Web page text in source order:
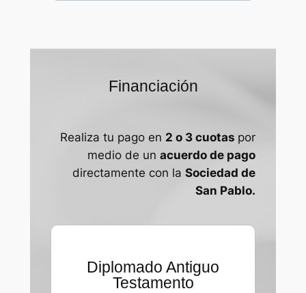
Diplomado Antiguo
Testamento
Financiación
Realiza tu pago en 2 o 3 cuotas por
medio de unacuerdo de pago
directamente con laSociedad de
San Pablo.